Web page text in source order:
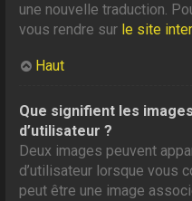
une nouvelle traduction.
vous rendre sur le site
Haut
Que signifient les
d’utilisateur ?
Deux images peuvent
d’utilisateur lorsque vous
peut être une image